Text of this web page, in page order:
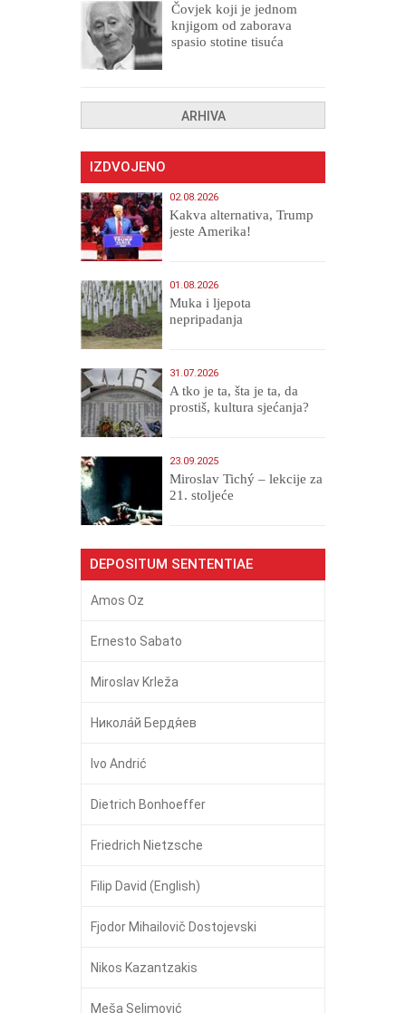
Čovjek koji je jednom
knjigom od zaborava
spasio stotine tisuća
ARHIVA
IZDVOJENO
02.08.2026
Kakva alternativa, Trump
jeste Amerika!
01.08.2026
Muka i ljepota
nepripadanja
31.07.2026
A tko je ta, šta je ta, da
prostiš, kultura sjećanja?
23.09.2025
Miroslav Tichý – lekcije za
21. stoljeće
DEPOSITUM SENTENTIAE
Amos Oz
Ernesto Sabato
Miroslav Krleža
Никола́й Бердя́ев
Ivo Andrić
Dietrich Bonhoeffer
Friedrich Nietzsche
Filip David (English)
Fjodor Mihailovič Dostojevski
Nikos Kazantzakis
Meša Selimović